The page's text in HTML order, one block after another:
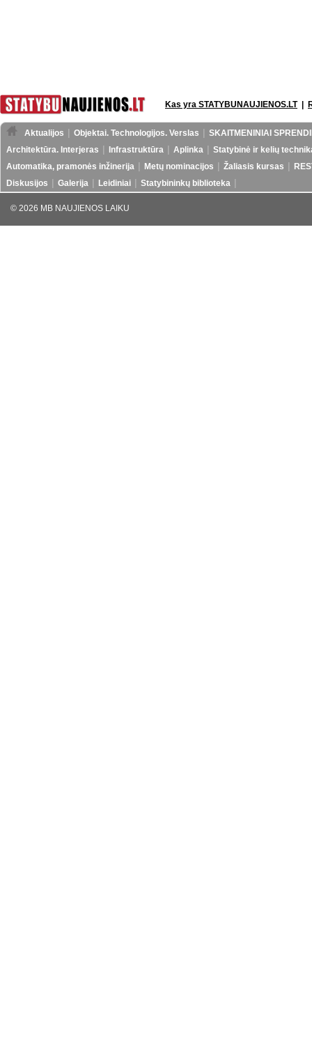
Kas yra STATYBUNAUJIENOS.LT|
Aktualijos Objektai. Technologijos. Verslas
SKAITMENINIAI
Architektūra. Interjeras
Infrastruktūra Aplinka
Statybinė ir kelių
Automatika, pramonės inžinerija
Metų nominacijos Žaliasis kursas
Diskusijos
Galerija Leidiniai Statybininkų biblioteka
© 2026 MB NAUJIENOS LAIKU